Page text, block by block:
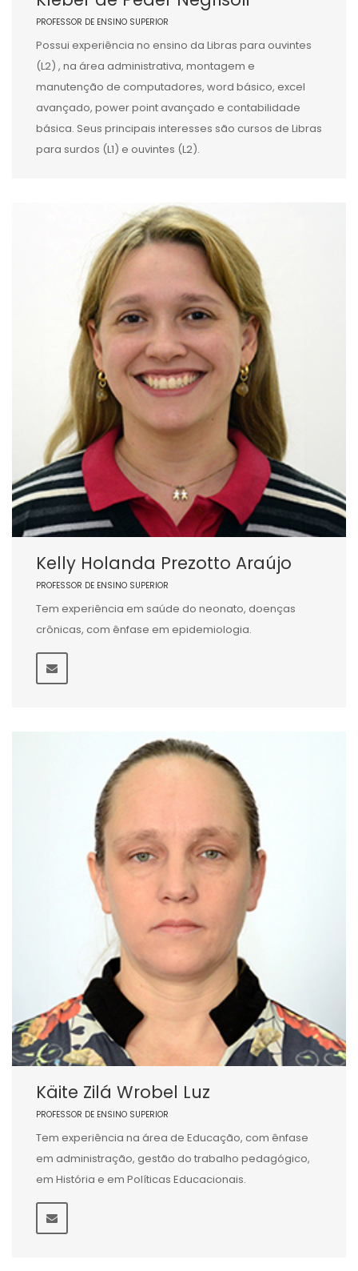
PROFESSOR DE ENSINO SUPERIOR
Possui experiência no ensino da Libras para ouvintes
(L2) , na área administrativa, montagem e
manutenção de computadores, word básico, excel
avançado, power point avançado e contabilidade
básica. Seus principais interesses são cursos de Libras
para surdos (L1) e ouvintes (L2).
Kelly Holanda Prezotto Araújo
PROFESSOR DE ENSINO SUPERIOR
Tem experiência em saúde do neonato, doenças
crônicas, com ênfase em epidemiologia.
Käite Zilá Wrobel Luz
PROFESSOR DE ENSINO SUPERIOR
Tem experiência na área de Educação, com ênfase
em administração, gestão do trabalho pedagógico,
em História e em Políticas Educacionais.